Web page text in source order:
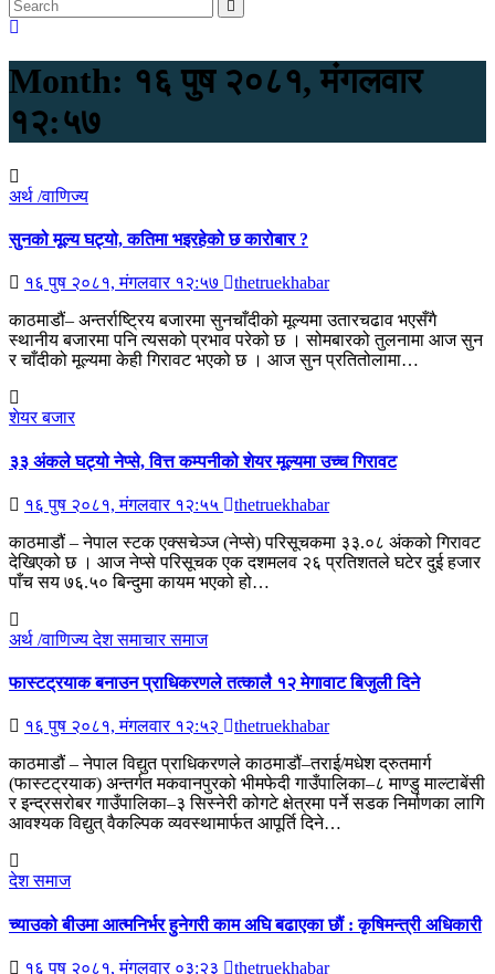
Month: १६ पुष २०८१, मंगलवार
१२:५७
अर्थ /वाणिज्य
सुनको मूल्य घट्यो, कतिमा भइरहेको छ कारोबार ?
१६ पुष २०८१, मंगलवार १२:५७
thetruekhabar
काठमाडौं– अन्तर्राष्ट्रिय बजारमा सुनचाँदीको मूल्यमा उतारचढाव भएसँगै
स्थानीय बजारमा पनि त्यसको प्रभाव परेको छ । सोमबारको तुलनामा आज सुन
र चाँदीको मूल्यमा केही गिरावट भएको छ । आज सुन प्रतितोलामा…
शेयर बजार
३३ अंकले घट्यो नेप्से, वित्त कम्पनीको शेयर मूल्यमा उच्च गिरावट
१६ पुष २०८१, मंगलवार १२:५५
thetruekhabar
काठमाडौं – नेपाल स्टक एक्सचेञ्ज (नेप्से) परिसूचकमा ३३.०८ अंकको गिरावट
देखिएको छ । आज नेप्से परिसूचक एक दशमलव २६ प्रतिशतले घटेर दुई हजार
पाँच सय ७६.५० बिन्दुमा कायम भएको हो…
अर्थ /वाणिज्यदेशसमाचारसमाज
फास्टट्रयाक बनाउन प्राधिकरणले तत्कालै १२ मेगावाट बिजुली दिने
१६ पुष २०८१, मंगलवार १२:५२
thetruekhabar
काठमाडौं – नेपाल विद्युत प्राधिकरणले काठमाडौं–तराई/मधेश द्रुतमार्ग
(फास्टट्रयाक) अन्तर्गत मकवानपुरको भीमफेदी गाउँपालिका–८ माण्डु माल्टाबेंसी
र इन्द्रसरोबर गाउँपालिका–३ सिस्नेरी कोगटे क्षेत्रमा पर्ने सडक निर्माणका लागि
आवश्यक विद्युत् वैकल्पिक व्यवस्थामार्फत आपूर्ति दिने…
देशसमाज
च्याउको बीउमा आत्मनिर्भर हुनेगरी काम अघि बढाएका छौं : कृषिमन्त्री अधिकारी
१६ पुष २०८१, मंगलवार ०३:२३
thetruekhabar